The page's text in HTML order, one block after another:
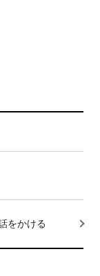
をかける